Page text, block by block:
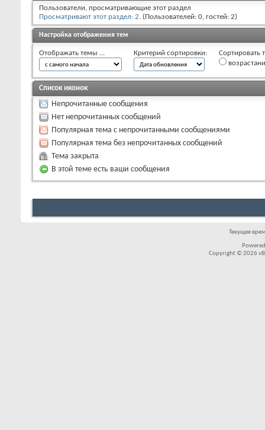
Пользователи, просматривающие этот раздел
Просматривают этот раздел: 2. (Пользователей: 0, гостей: 2)
Настройка отображения тем
Отображать темы ... Критерий сортировки:
Сортировать
Список иконок
Непрочитанные сообщения
Нет непрочитанных сообщений
Популярная тема с непрочитанными сообщениями
Популярная тема без непрочитанных сообщений
Тема закрыта
В этой теме есть ваши сообщения
Текущее
Copyright © 2026